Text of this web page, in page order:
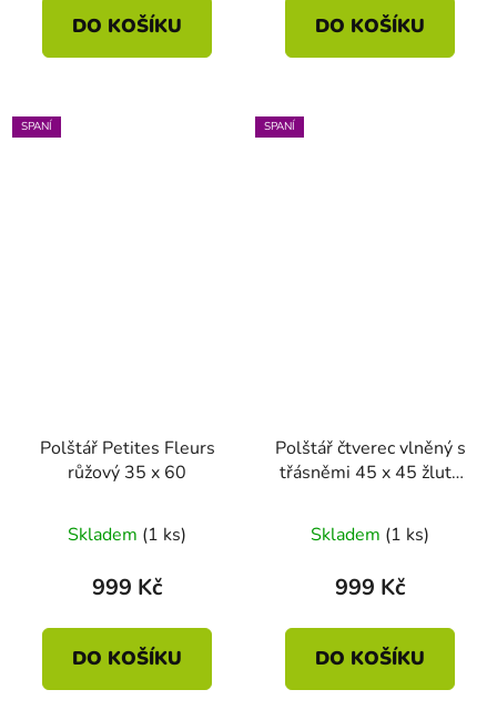
DO KOŠÍKU DO KOŠÍKU
SPANÍ
Polštář Petites Fleurs
růžový 35 x 60
Skladem (1 ks)
999 Kč
DO KOŠÍKU
SPANÍ
Polštář čtverec vlněný s
třásněmi 45 x 45 žluté
Skladem (1 ks)
999 Kč
DO KOŠÍKU